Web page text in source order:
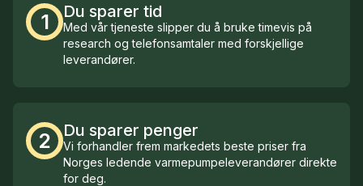
1 Du sparer tid
Med vår tjeneste slipper du å bruke timevis på
research og telefonsamtaler med forskjellige
leverandører.
2 Du sparer penger
Vi forhandler frem markedets beste priser fra
Norges ledende varmepumpeleverandører direkte
for deg.